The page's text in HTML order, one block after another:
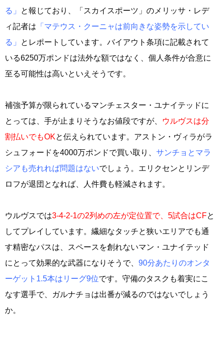
る」
と報じており、「スカイスポーツ」のメリッサ・レデ
ィ記者は 「マテウス・クーニャは前向きな姿勢を示してい
る」
とレポートしています。バイアウト条項に記載されて
いる6250万ポンドは法外な額ではなく、個人条件が合意に
至る可能性は高いといえそうです。
補強予算が限られているマンチェスター・ユナイテッドに
とっては、手が止まりそうなお値段ですが、
ウルヴスは分
割払いでもOKと伝えられています。アストン・ヴィラがラ
シュフォードを4000万ポンドで買い取り、 サンチョとマラ
シアも売れれば問題はないでしょう。エリクセンとリンデ
ロフが退団となれば、人件費も軽減されます。
ウルヴスでは3-4-2-1の2列めの左が定位置で、5試合はCFと
してプレイしています。繊細なタッチと狭いエリアでも通
す精密なパスは、スペースを創れないマン・ユナイテッド
にとって効果的な武器になりそうで、 90分あたりのオンタ
ーゲット1.5本はリーグ9位です。守備のタスクも着実にこ
なす選手で、ガルナチョは出番が減るのではないでしょう
か。